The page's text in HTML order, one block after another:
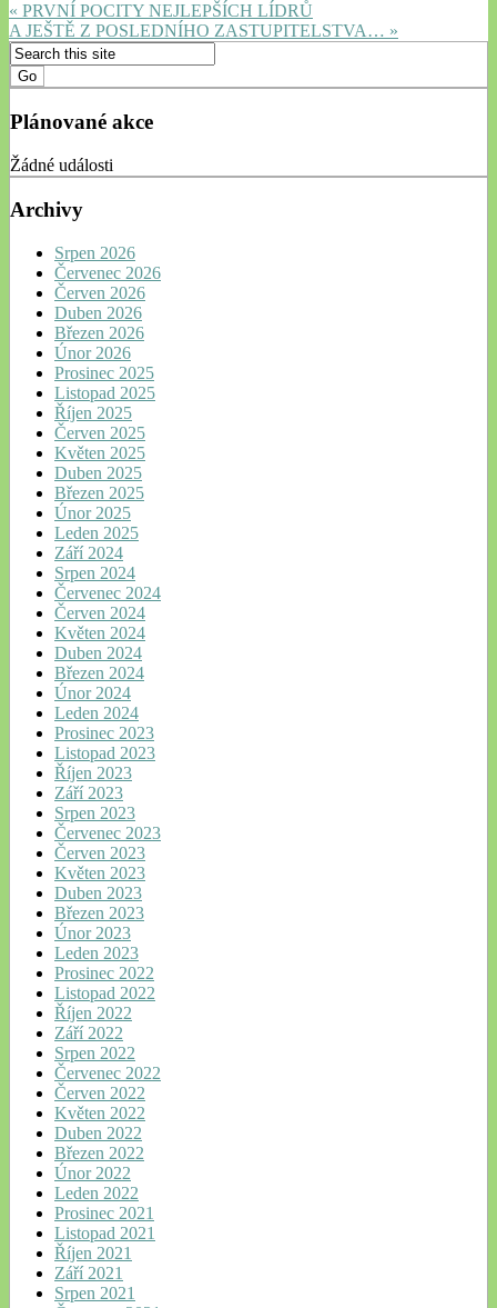
« PRVNÍ POCITY NEJLEPŠÍCH LÍDRŮ
A JEŠTĚ Z POSLEDNÍHO ZASTUPITELSTVA… »
Plánované akce
Žádné události
Archivy
Srpen 2026
Červenec 2026
Červen 2026
Duben 2026
Březen 2026
Únor 2026
Prosinec 2025
Listopad 2025
Říjen 2025
Červen 2025
Květen 2025
Duben 2025
Březen 2025
Únor 2025
Leden 2025
Září 2024
Srpen 2024
Červenec 2024
Červen 2024
Květen 2024
Duben 2024
Březen 2024
Únor 2024
Leden 2024
Prosinec 2023
Listopad 2023
Říjen 2023
Září 2023
Srpen 2023
Červenec 2023
Červen 2023
Květen 2023
Duben 2023
Březen 2023
Únor 2023
Leden 2023
Prosinec 2022
Listopad 2022
Říjen 2022
Září 2022
Srpen 2022
Červenec 2022
Červen 2022
Květen 2022
Duben 2022
Březen 2022
Únor 2022
Leden 2022
Prosinec 2021
Listopad 2021
Říjen 2021
Září 2021
Srpen 2021